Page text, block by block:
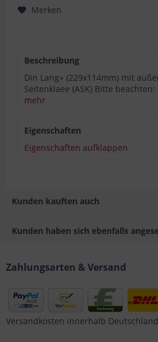
Merken
Beschreibung
Din Lang+ (229x114mm) mit
Seitenklaee (ASK) Bitte
mehr
Eigenschaften
Eigenschaften aufklappen
Kunden kauften auch
Kunden haben sich ebenfalls
Zahlungsarten & Versand
Versandkosten innerhalb